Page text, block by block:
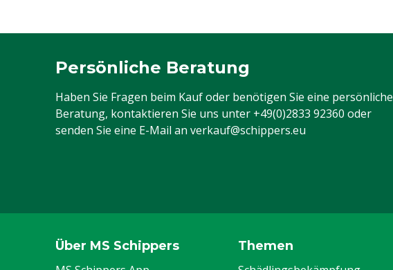
Persönliche Beratung
Haben Sie Fragen beim Kauf oder benötigen Sie eine persönliche
Beratung, kontaktieren Sie uns unter +49(0)2833 92360 oder
senden Sie eine E-Mail an verkauf@schippers.eu
Über MS Schippers
Themen